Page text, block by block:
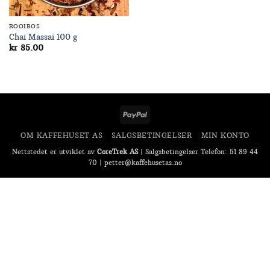
ROOIBOS
Chai Massai 100 g
kr85.00
PayPal
OM KAFFEHUSET AS SALGSBETINGELSER MIN KONTO
Nettstedet er utviklet av CoreTrek AS| Salgsbetingelser Telefon: 51 89 44
70 | petter@kaffehusetas.no